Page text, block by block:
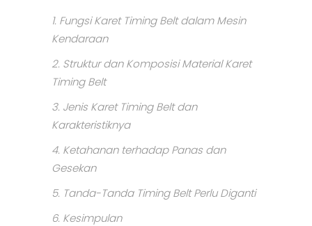
1. Fungsi Karet Timing Belt dalam Mesin
Kendaraan
2. Struktur dan Komposisi Material Karet
Timing Belt
3. Jenis Karet Timing Belt dan
Karakteristiknya
4. Ketahanan terhadap Panas dan
Gesekan
5. Tanda-Tanda Timing Belt Perlu Diganti
6. Kesimpulan